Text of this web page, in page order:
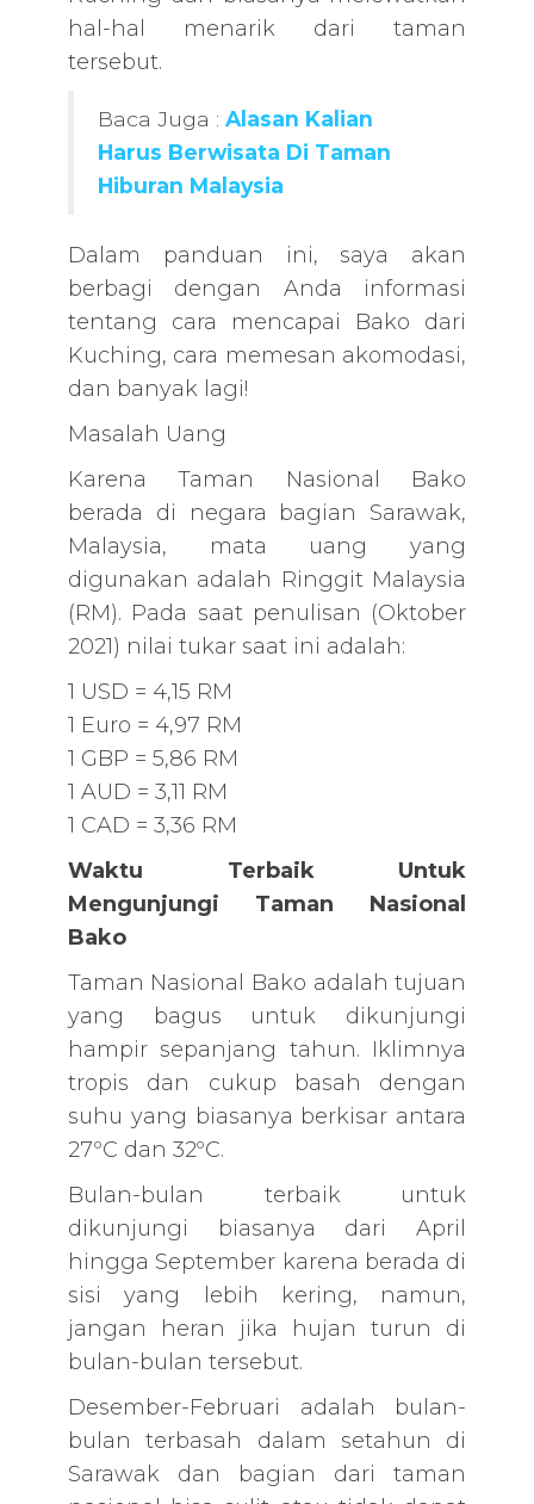
hal-hal menarik dari taman
tersebut.
Baca Juga : Alasan Kalian
Harus Berwisata Di Taman
Hiburan Malaysia
Dalam panduan ini, saya akan
berbagi dengan Anda informasi
tentang cara mencapai Bako dari
Kuching, cara memesan akomodasi,
dan banyak lagi!
Masalah Uang
Karena Taman Nasional Bako
berada di negara bagian Sarawak,
Malaysia, mata uang yang
digunakan adalah Ringgit Malaysia
(RM). Pada saat penulisan (Oktober
2021) nilai tukar saat ini adalah:
1 USD = 4,15 RM
1 Euro = 4,97 RM
1 GBP = 5,86 RM
1 AUD = 3,11 RM
1 CAD = 3,36 RM
Waktu Terbaik Untuk
Mengunjungi Taman Nasional
Bako
Taman Nasional Bako adalah tujuan
yang bagus untuk dikunjungi
hampir sepanjang tahun. Iklimnya
tropis dan cukup basah dengan
suhu yang biasanya berkisar antara
27ºC dan 32ºC.
Bulan-bulan terbaik untuk
dikunjungi biasanya dari April
hingga September karena berada di
sisi yang lebih kering, namun,
jangan heran jika hujan turun di
bulan-bulan tersebut.
Desember-Februari adalah bulan-
bulan terbasah dalam setahun di
Sarawak dan bagian dari taman